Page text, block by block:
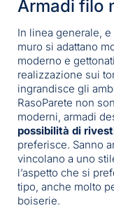
Armadi filo
In linea generale,
muro si adattano
moderno e
realizzazione sui
ingrandisce gli
RasoParete non
moderni, armadi
possibilità di
preferisce. Sanno
vincolano a uno
l’aspetto che si
tipo, anche molto
boiserie.